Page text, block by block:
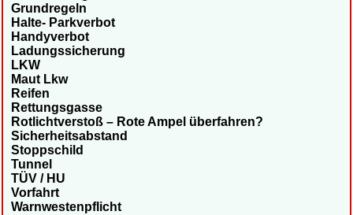
Grundregeln
Halte- Parkverbot
Handyverbot
Ladungssicherung
LKW
Maut Lkw
Reifen
Rettungsgasse
Rotlichtverstoß – Rote Ampel überfahren?
Sicherheitsabstand
Stoppschild
Tunnel
TÜV / HU
Vorfahrt
Warnwestenpflicht